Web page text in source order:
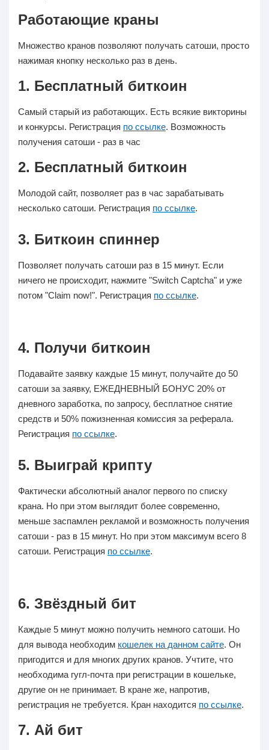
Работающие краны
Множество кранов позволяют получать сатоши, просто
нажимая кнопку несколько раз в день.
1. Бесплатный биткоин
Самый старый из работающих. Есть всякие викторины
и конкурсы. Регистрация по ссылке. Возможность
получения сатоши - раз в час
2. Бесплатный биткоин
Молодой сайт, позволяет раз в час зарабатывать
несколько сатоши. Регистрация по ссылке.
3. Биткоин спиннер
Позволяет получать сатоши раз в 15 минут. Если
ничего не происходит, нажмите "Switch Captcha" и уже
потом "Claim now!". Регистрация по ссылке.
4. Получи биткоин
Подавайте заявку каждые 15 минут, получайте до 50
сатоши за заявку, ЕЖЕДНЕВНЫЙ БОНУС 20% от
дневного заработка, по запросу, бесплатное снятие
средств и 50% пожизненная комиссия за реферала.
Регистрация по ссылке.
5. Выиграй крипту
Фактически абсолютный аналог первого по списку
крана. Но при этом выглядит более современно,
меньше заспамлен рекламой и возможность получения
сатоши - раз в 15 минут. Но при этом максимум всего 8
сатоши. Регистрация по ссылке.
6. Звёздный бит
Каждые 5 минут можно получить немного сатоши. Но
для вывода необходим кошелек на данном сайте. Он
пригодится и для многих других кранов. Учтите, что
необходима гугл-почта при регистрации в кошельке,
другие он не принимает. В кране же, напротив,
регистрация не требуется. Кран находится по ссылке.
7. Ай бит